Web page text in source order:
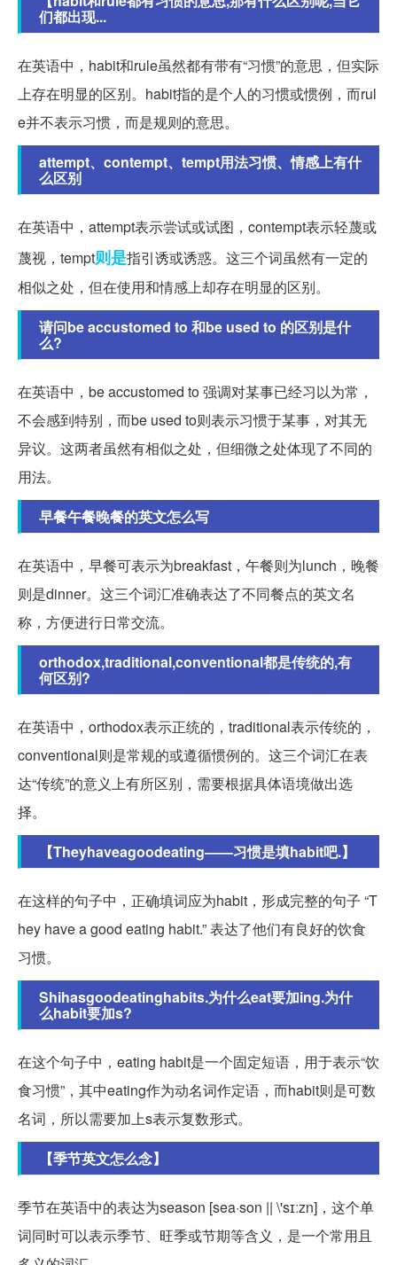
们都出现...
在英语中，habit和rule虽然都有带有“习惯”的意思，但实际
上存在明显的区别。habit指的是个人的习惯或惯例，而rul
e并不表示习惯，而是规则的意思。
attempt、contempt、tempt用法习惯、情感上有什
么区别
在英语中，attempt表示尝试或试图，contempt表示轻蔑或
蔑视，tempt则是指引诱或诱惑。这三个词虽然有一定的
相似之处，但在使用和情感上却存在明显的区别。
请问be accustomed to 和be used to 的区别是什
么?
在英语中，be accustomed to 强调对某事已经习以为常，
不会感到特别，而be used to则表示习惯于某事，对其无
异议。这两者虽然有相似之处，但细微之处体现了不同的
用法。
早餐午餐晚餐的英文怎么写
在英语中，早餐可表示为breakfast，午餐则为lunch，晚餐
则是dinner。这三个词汇准确表达了不同餐点的英文名
称，方便进行日常交流。
orthodox,traditional,conventional都是传统的,有
何区别?
在英语中，orthodox表示正统的，traditional表示传统的，
conventional则是常规的或遵循惯例的。这三个词汇在表
达“传统”的意义上有所区别，需要根据具体语境做出选
择。
【Theyhaveagoodeating——习惯是填habit吧.】
在这样的句子中，正确填词应为habit，形成完整的句子 “T
hey have a good eating habit.” 表达了他们有良好的饮食
习惯。
Shihasgoodeatinghabits.为什么eat要加ing.为什
么habit要加s?
在这个句子中，eating habit是一个固定短语，用于表示“饮
食习惯”，其中eating作为动名词作定语，而habit则是可数
名词，所以需要加上s表示复数形式。
【季节英文怎么念】
季节在英语中的表达为season [sea·son || \'sɪːzn]，这个单
词同时可以表示季节、旺季或节期等含义，是一个常用且